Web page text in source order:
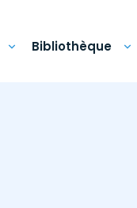
Bibliothèque